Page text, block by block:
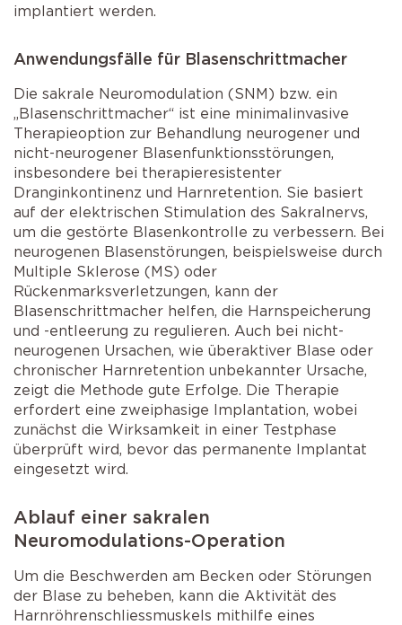
implantiert werden.
Anwendungsfälle für Blasenschrittmacher
Die sakrale Neuromodulation (SNM) bzw. ein
„Blasenschrittmacher“ ist eine minimalinvasive
Therapieoption zur Behandlung neurogener und
nicht-neurogener Blasenfunktionsstörungen,
insbesondere bei therapieresistenter
Dranginkontinenz und Harnretention. Sie basiert
auf der elektrischen Stimulation des Sakralnervs,
um die gestörte Blasenkontrolle zu verbessern. Bei
neurogenen Blasenstörungen, beispielsweise durch
Multiple Sklerose (MS) oder
Rückenmarksverletzungen, kann der
Blasenschrittmacher helfen, die Harnspeicherung
und -entleerung zu regulieren. Auch bei nicht-
neurogenen Ursachen, wie überaktiver Blase oder
chronischer Harnretention unbekannter Ursache,
zeigt die Methode gute Erfolge. Die Therapie
erfordert eine zweiphasige Implantation, wobei
zunächst die Wirksamkeit in einer Testphase
überprüft wird, bevor das permanente Implantat
eingesetzt wird.
Ablauf einer sakralen
Neuromodulations-Operation
Um die Beschwerden am Becken oder Störungen
der Blase zu beheben, kann die Aktivität des
Harnröhrenschliessmuskels mithilfe eines